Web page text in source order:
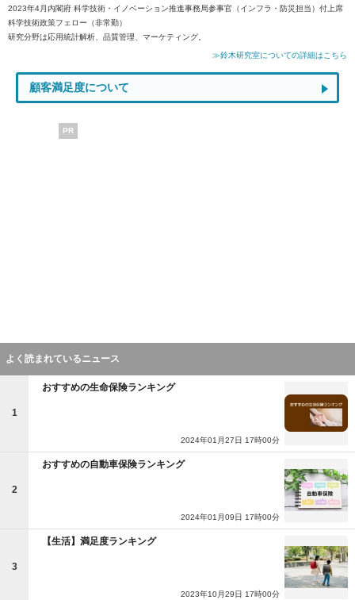
2023年4月内閣府 科学技術・イノベーション推進事務局参事官（インフラ・防災担当）付上席
科学技術政策フェロー（非常勤）
研究分野は応用統計解析、品質管理、マーケティング。
≫鈴木研究室についての詳細はこちら
顧客満足度について
PR
よく読まれているニュース
1
おすすめの生命保険ランキング
2024年01月27日 17時00分
2
おすすめの自動車保険ランキング
2024年01月09日 17時00分
3
【生活】満足度ランキング
2023年10月29日 17時00分